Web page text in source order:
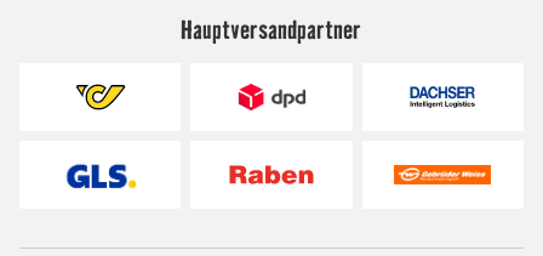
Hauptversandpartner